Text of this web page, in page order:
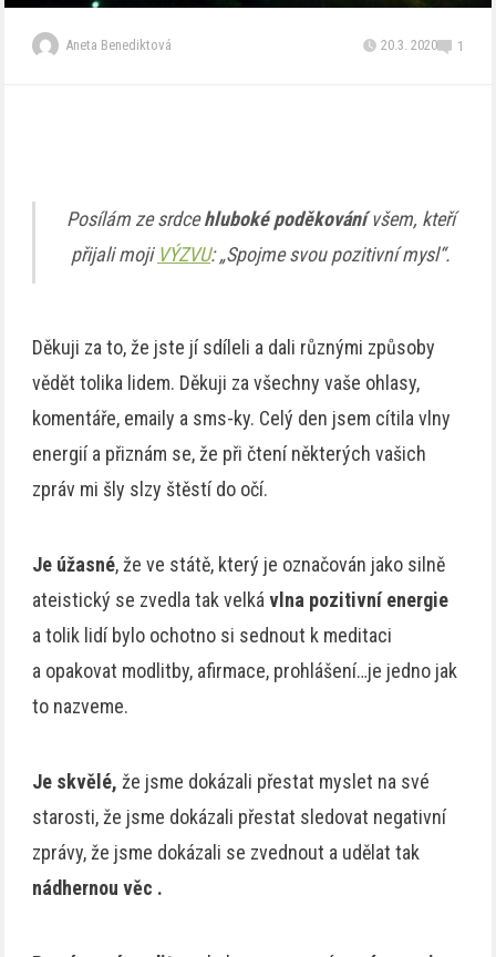
Aneta Benediktová 20.3. 2020 1
Posílám ze srdcehluboké poděkovánívšem, kteří
přijali moji VÝZVU: „Spojme svou pozitivní mysl“.
Děkuji za to, že jste jí sdíleli a dali různými způsoby
vědět tolika lidem. Děkuji za všechny vaše ohlasy,
komentáře, emaily a sms-ky. Celý den jsem cítila vlny
energií a přiznám se, že při čtení některých vašich
zpráv mi šly slzy štěstí do očí.
Je úžasné, že ve státě, který je označován jako silně
ateistický se zvedla tak velkávlna pozitivní energie
a tolik lidí bylo ochotno si sednout k meditaci
a opakovat modlitby, afirmace, prohlášení…je jedno jak
to nazveme.
Je skvělé, že jsme dokázali přestat myslet na své
starosti, že jsme dokázali přestat sledovat negativní
zprávy, že jsme dokázali se zvednout a udělat tak
nádhernou věc .